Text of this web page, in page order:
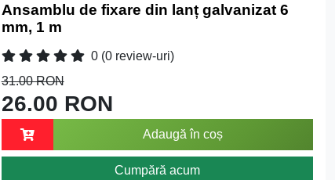
Ansamblu de fixare din lanț galvanizat 6
mm, 1 m
0 (0 review-uri)
31.00 RON
26.00 RON
Adaugă în coș
Cumpără acum